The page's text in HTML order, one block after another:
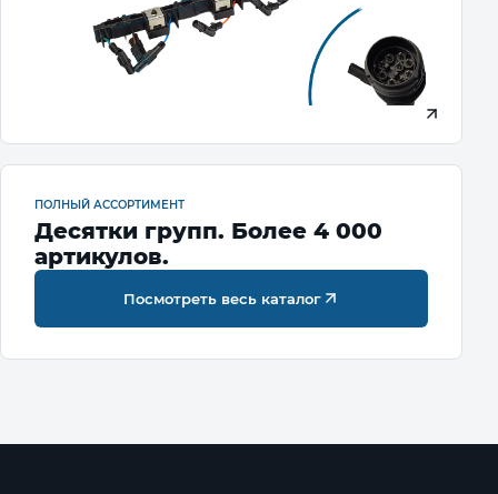
ПОЛНЫЙ АССОРТИМЕНТ
Десятки групп. Более 4 000
артикулов.
Посмотреть весь каталог